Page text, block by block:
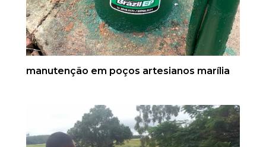
manutenção em poços artesianos marília